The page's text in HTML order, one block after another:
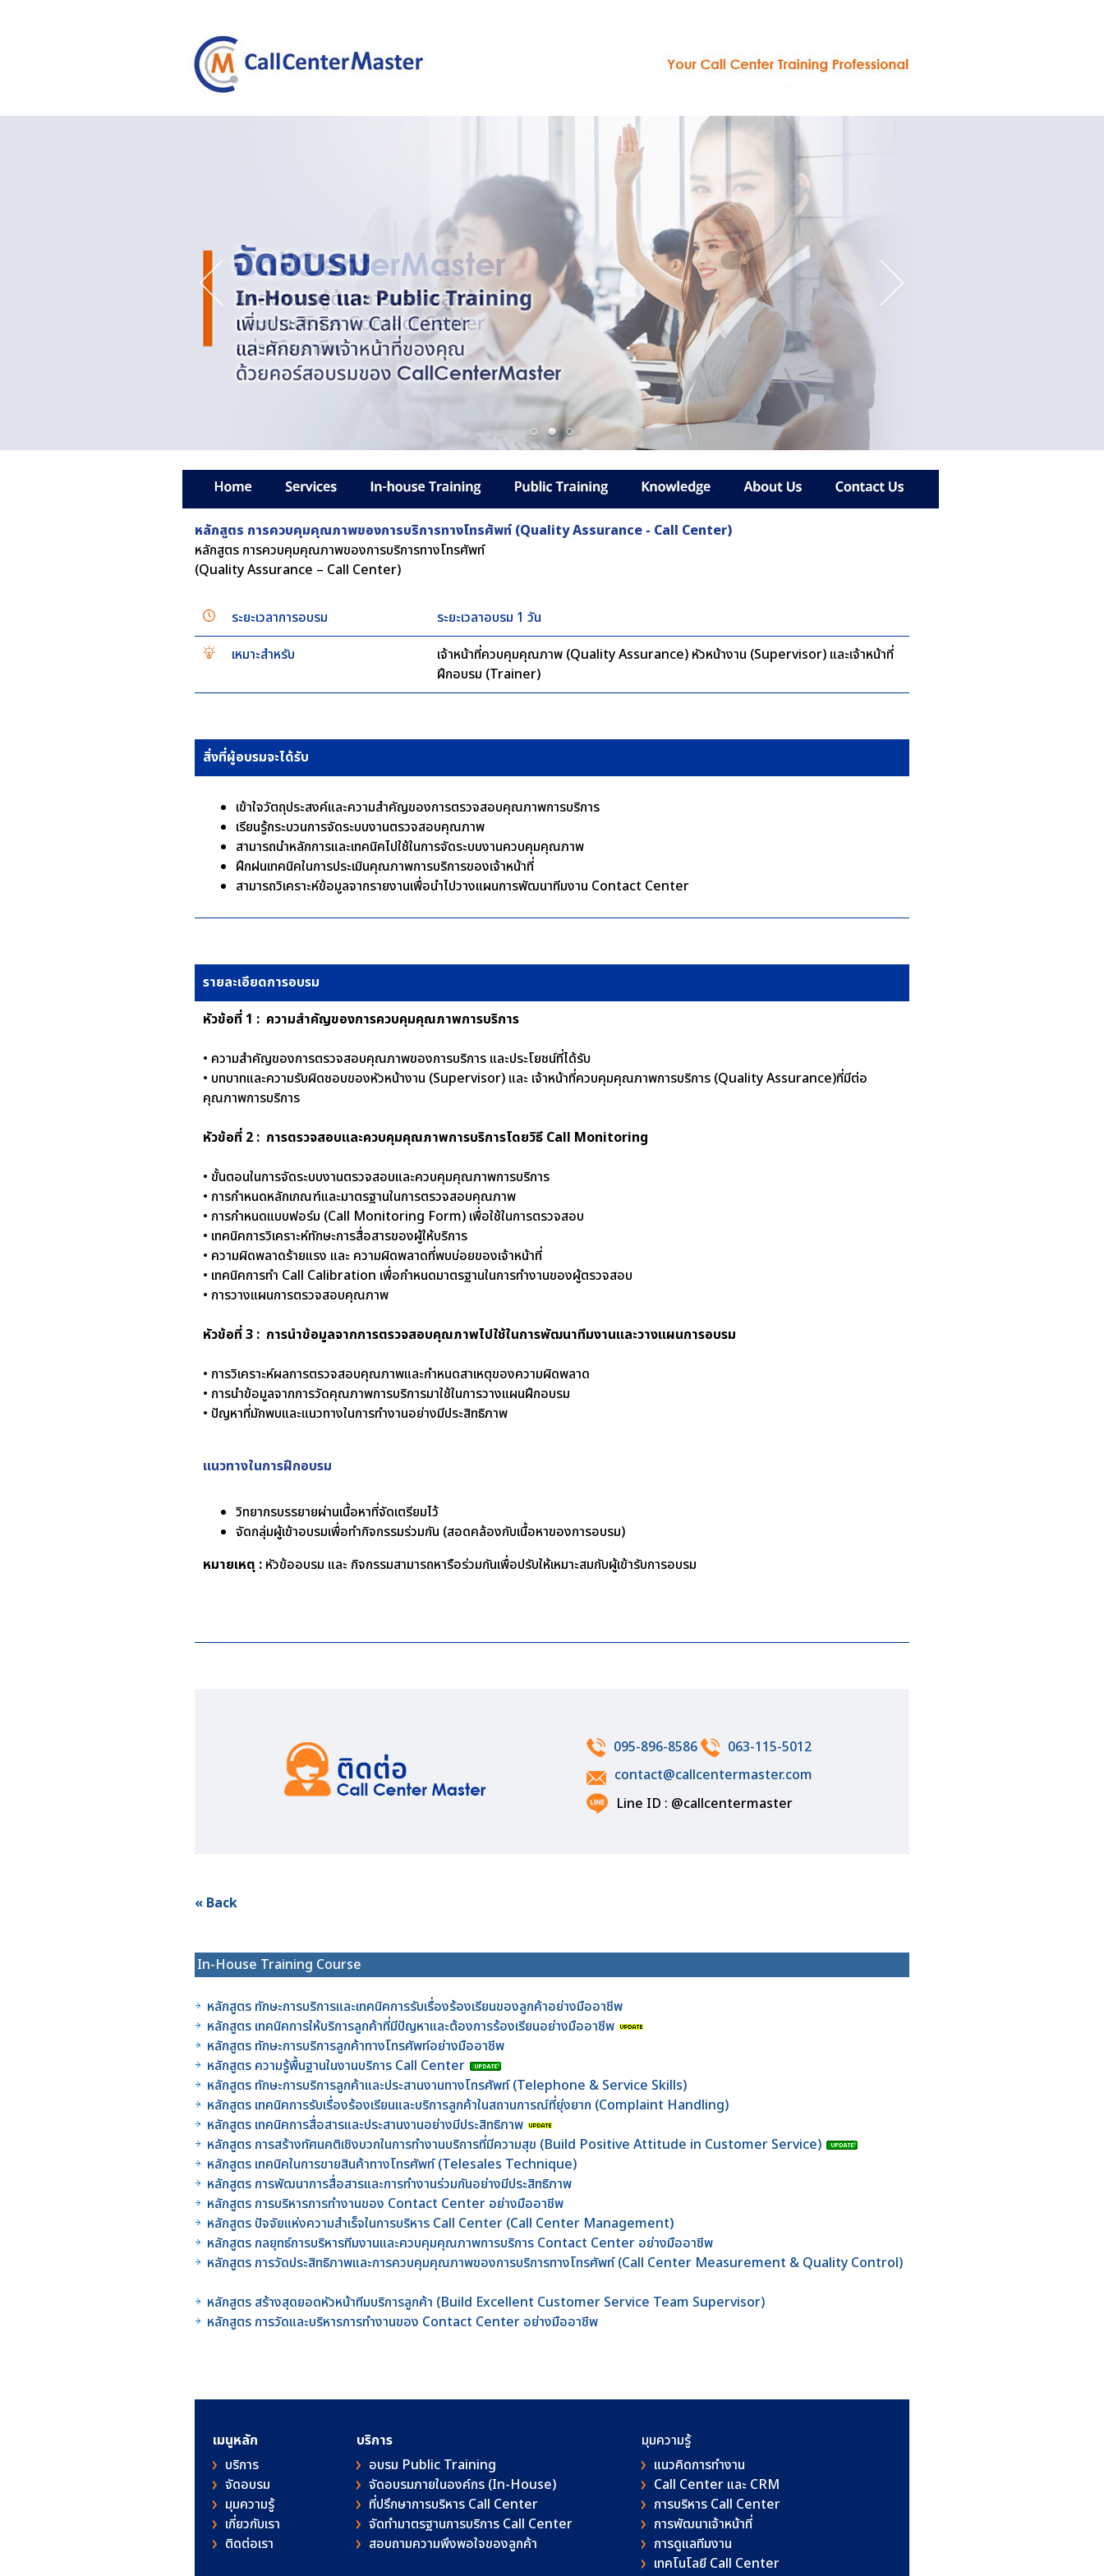
หลักสูตร การควบคุมคุณภาพของการบริการทางโทรศัพท์ (Quality Assurance - Call Center)
หลักสูตร การควบคุมคุณภาพของการบริการทางโทรศัพท์
(Quality Assurance – Call Center)
ระยะเวลาการอบรม
ระยะเวลาอบรม 1 วัน
เหมาะสำหรับ
เจ้าหน้าที่ควบคุมคุณภาพ (Quality Assurance) หัวหน้างาน (Supervisor) และเจ้าหน้าที่
ฝึกอบรม (Trainer)
สิ่งที่ผู้อบรมจะได้รับ
เข้าใจวัตถุประสงค์และความสำคัญของการตรวจสอบคุณภาพการบริการ
เรียนรู้กระบวนการจัดระบบงานตรวจสอบคุณภาพ
สามารถนำหลักการและเทคนิคไปใช้ในการจัดระบบงานควบคุมคุณภาพ
ฝึกฝนเทคนิคในการประเมินคุณภาพการบริการของเจ้าหน้าที่
สามารถวิเคราะห์ข้อมูลจากรายงานเพื่อนำไปวางแผนการพัฒนาทีมงาน Contact Center
รายละเอียดการอบรม
หัวข้อที่ 1 : ความสำคัญของการควบคุมคุณภาพการบริการ
• ความสำคัญของการตรวจสอบคุณภาพของการบริการ และประโยชน์ที่ได้รับ
• บทบาทและความรับผิดชอบของหัวหน้างาน (Supervisor) และ เจ้าหน้าที่ควบคุมคุณภาพการบริการ (Quality Assurance)ที่มีต่อ
คุณภาพการบริการ
หัวข้อที่ 2 : การตรวจสอบและควบคุมคุณภาพการบริการโดยวิธี Call Monitoring
• ขั้นตอนในการจัดระบบงานตรวจสอบและควบคุมคุณภาพการบริการ
• การกำหนดหลักเกณฑ์และมาตรฐานในการตรวจสอบคุณภาพ
• การกำหนดแบบฟอร์ม (Call Monitoring Form) เพื่อใช้ในการตรวจสอบ
• เทคนิคการวิเคราะห์ทักษะการสื่อสารของผู้ให้บริการ
• ความผิดพลาดร้ายแรง และ ความผิดพลาดที่พบบ่อยของเจ้าหน้าที่
• เทคนิคการทำ Call Calibration เพื่อกำหนดมาตรฐานในการทำงานของผู้ตรวจสอบ
• การวางแผนการตรวจสอบคุณภาพ
หัวข้อที่ 3 : การนำข้อมูลจากการตรวจสอบคุณภาพไปใช้ในการพัฒนาทีมงานและวางแผนการอบรม
• การวิเคราะห์ผลการตรวจสอบคุณภาพและกำหนดสาเหตุของความผิดพลาด
• การนำข้อมูลจากการวัดคุณภาพการบริการมาใช้ในการวางแผนฝึกอบรม
• ปัญหาที่มักพบและแนวทางในการทำงานอย่างมีประสิทธิภาพ
แนวทางในการฝึกอบรม
วิทยากรบรรยายผ่านเนื้อหาที่จัดเตรียมไว้
จัดกลุ่มผู้เข้าอบรมเพื่อทำกิจกรรมร่วมกัน (สอดคล้องกับเนื้อหาของการอบรม)
หมายเหตุ : หัวข้ออบรม และ กิจกรรมสามารถหารือร่วมกันเพื่อปรับให้เหมาะสมกับผู้เข้ารับการอบรม
095-896-8586
063-115-5012
contact@callcentermaster.com
Line ID : @callcentermaster
« Back
In-House Training Course
หลักสูตร ทักษะการบริการและเทคนิคการรับเรื่องร้องเรียนของลูกค้าอย่างมืออาชีพ
หลักสูตร เทคนิคการให้บริการลูกค้าที่มีปัญหาและต้องการร้องเรียนอย่างมืออาชีพ
หลักสูตร ทักษะการบริการลูกค้าทางโทรศัพท์อย่างมืออาชีพ
หลักสูตร ความรู้พื้นฐานในงานบริการ Call Center
หลักสูตร ทักษะการบริการลูกค้าและประสานงานทางโทรศัพท์ (Telephone & Service Skills)
หลักสูตร เทคนิคการรับเรื่องร้องเรียนและบริการลูกค้าในสถานการณ์ที่ยุ่งยาก (Complaint Handling)
หลักสูตร เทคนิคการสื่อสารและประสานงานอย่างมีประสิทธิภาพ
หลักสูตร การสร้างทัศนคติเชิงบวกในการทำงานบริการที่มีความสุข (Build Positive Attitude in Customer Service)
หลักสูตร เทคนิคในการขายสินค้าทางโทรศัพท์ (Telesales Technique)
หลักสูตร การพัฒนาการสื่อสารและการทำงานร่วมกันอย่างมีประสิทธิภาพ
หลักสูตร การบริหารการทำงานของ Contact Center อย่างมืออาชีพ
หลักสูตร ปัจจัยแห่งความสำเร็จในการบริหาร Call Center (Call Center Management)
หลักสูตร กลยุทธ์การบริหารทีมงานและควบคุมคุณภาพการบริการ Contact Center อย่างมืออาชีพ
หลักสูตร การวัดประสิทธิภาพและการควบคุมคุณภาพของการบริการทางโทรศัพท์ (Call Center Measurement & Quality Control)
หลักสูตร สร้างสุดยอดหัวหน้าทีมบริการลูกค้า (Build Excellent Customer Service Team Supervisor)
หลักสูตร การวัดและบริหารการทำงานของ Contact Center อย่างมืออาชีพ
เมนูหลัก
บริการ
จัดอบรม
มุมความรู้
เกี่ยวกับเรา
ติดต่อเรา
บริการ
อบรม Public Training
จัดอบรมภายในองค์กร (In-House)
ที่ปรึกษาการบริหาร Call Center
จัดทำมาตรฐานการบริการ Call Center
สอบถามความพึงพอใจของลูกค้า
มุมความรู้
แนวคิดการทำงาน
Call Center และ CRM
การบริหาร Call Center
การพัฒนาเจ้าหน้าที่
การดูแลทีมงาน
เทคโนโลยี Call Center